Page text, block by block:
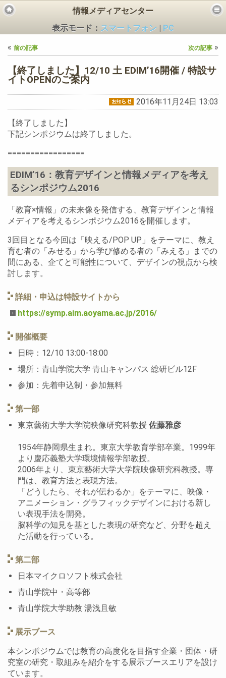
情報メディアセンター
表示モード： スマートフォン
PC
« 前の記事 次の記事 »
【終了しました】12/10 土 EDIM’16開催 / 特設サ
イトOPENのご案内
2016年11月24日 13:03
【終了しました】
下記シンポジウムは終了しました。
=================
EDIM’16：教育デザインと情報メディアを考え
るシンポジウム2016
「教育×情報」の未来像を発信する、教育デザインと情報
メディアを考えるシンポジウム2016を開催します。
3回目となる今回は「映える/POP UP」をテーマに、教え
育む者の「みせる」から学び修める者の「みえる」までの
間にある、企てと可能性について、デザインの視点から検
討します。
詳細・申込は特設サイトから
https://symp.aim.aoyama.ac.jp/2016/
開催概要
日時：12/10 13:00-18:00
場所：青山学院大学 青山キャンパス 総研ビル12F
参加：先着申込制・参加無料
第一部
東京藝術大学大学院映像研究科教授 佐藤雅彦
1954年静岡県生まれ。東京大学教育学部卒業。1999年
より慶応義塾大学環境情報学部教授。
2006年より、東京藝術大学大学院映像研究科教授。専
門は、教育方法と表現方法。
「どうしたら、それが伝わるか」をテーマに、映像・
アニメーション・グラフィックデザインにおける新し
い表現手法を開発。
脳科学の知見を基とした表現の研究など、分野を超え
た活動を行っている。
第二部
日本マイクロソフト株式会社
青山学院中・高等部
青山学院大学助教 湯浅且敏
展示ブース
本シンポジウムでは教育の高度化を目指す企業・団体・研
究室の研究・取組みを紹介をする展示ブースエリアを設け
ています。